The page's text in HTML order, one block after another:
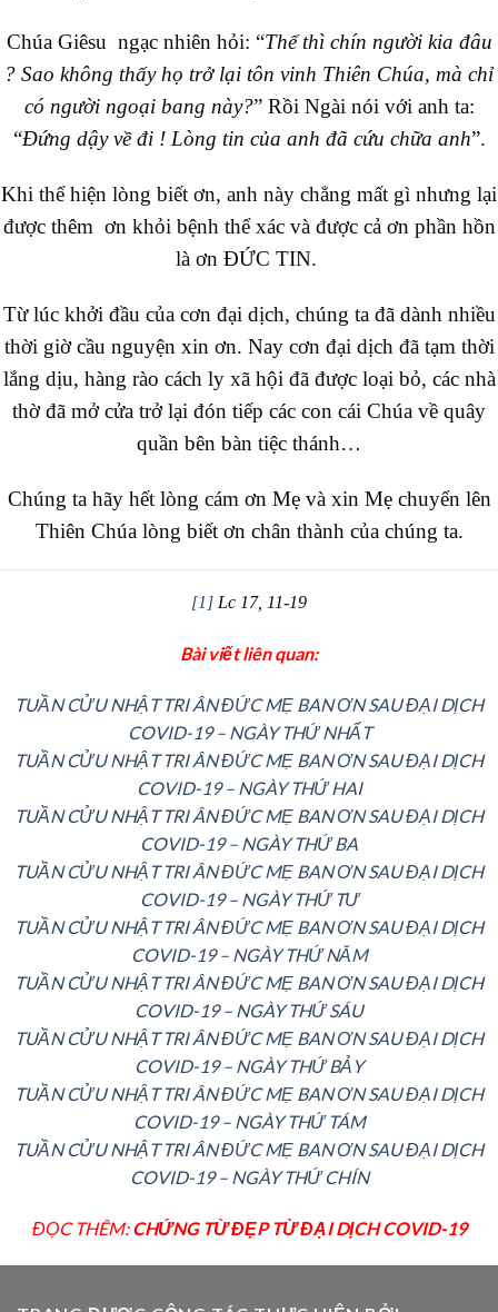
Chúa Giêsu ngạc nhiên hỏi: “Thế thì chín người kia đâu
? Sao không thấy họ trở lại tôn vinh Thiên Chúa, mà chỉ
có người ngoại bang này?” Rồi Ngài nói với anh ta:
“Đứng dậy về đi ! Lòng tin của anh đã cứu chữa anh”.
Khi thể hiện lòng biết ơn, anh này chẳng mất gì nhưng lại
được thêm ơn khỏi bệnh thể xác và được cả ơn phần hồn
là ơn ĐỨC TIN.
Từ lúc khởi đầu của cơn đại dịch, chúng ta đã dành nhiều
thời giờ cầu nguyện xin ơn. Nay cơn đại dịch đã tạm thời
lắng dịu, hàng rào cách ly xã hội đã được loại bỏ, các nhà
thờ đã mở cửa trở lại đón tiếp các con cái Chúa về quây
quần bên bàn tiệc thánh…
Chúng ta hãy hết lòng cám ơn Mẹ và xin Mẹ chuyển lên
Thiên Chúa lòng biết ơn chân thành của chúng ta.
[1] Lc 17, 11-19
Bài viết liên quan:
TUẦN CỬU NHẬT TRI ÂN ĐỨC MẸ BAN ƠN SAU ĐẠI DỊCH
COVID-19 – NGÀY THỨ NHẤT
TUẦN CỬU NHẬT TRI ÂN ĐỨC MẸ BAN ƠN SAU ĐẠI DỊCH
COVID-19 – NGÀY THỨ HAI
TUẦN CỬU NHẬT TRI ÂN ĐỨC MẸ BAN ƠN SAU ĐẠI DỊCH
COVID-19 – NGÀY THỨ BA
TUẦN CỬU NHẬT TRI ÂN ĐỨC MẸ BAN ƠN SAU ĐẠI DỊCH
COVID-19 – NGÀY THỨ TƯ
TUẦN CỬU NHẬT TRI ÂN ĐỨC MẸ BAN ƠN SAU ĐẠI DỊCH
COVID-19 – NGÀY THỨ NĂM
TUẦN CỬU NHẬT TRI ÂN ĐỨC MẸ BAN ƠN SAU ĐẠI DỊCH
COVID-19 – NGÀY THỨ SÁU
TUẦN CỬU NHẬT TRI ÂN ĐỨC MẸ BAN ƠN SAU ĐẠI DỊCH
COVID-19 – NGÀY THỨ BẢY
TUẦN CỬU NHẬT TRI ÂN ĐỨC MẸ BAN ƠN SAU ĐẠI DỊCH
COVID-19 – NGÀY THỨ TÁM
TUẦN CỬU NHẬT TRI ÂN ĐỨC MẸ BAN ƠN SAU ĐẠI DỊCH
COVID-19 – NGÀY THỨ CHÍN
ĐỌC THÊM:CHỨNG TỪ ĐẸP TỪ ĐẠI DỊCH COVID-19